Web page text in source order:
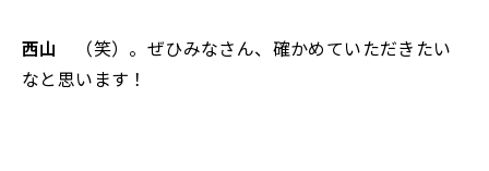
西山
（笑）。ぜひみなさん、確かめていただきたい
なと思います！